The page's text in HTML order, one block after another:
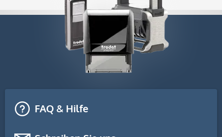
FAQ & Hilfe